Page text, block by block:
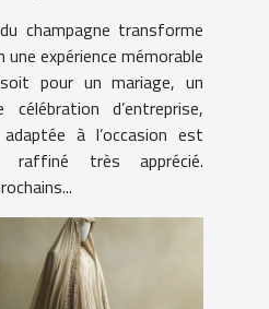
champagne transforme
expérience mémorable
pour un mariage, un
d’entreprise,
à l’occasion est
très apprécié.